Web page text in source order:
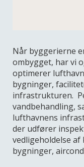
Når byggerierne
ombygget, har vi
optimerer
bygninger,
infrastrukturen.
vandbehandling,
lufthavnens
der udfører
vedligeholdelse af
bygninger,